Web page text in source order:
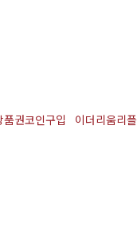
품권코인구입 이더리움리